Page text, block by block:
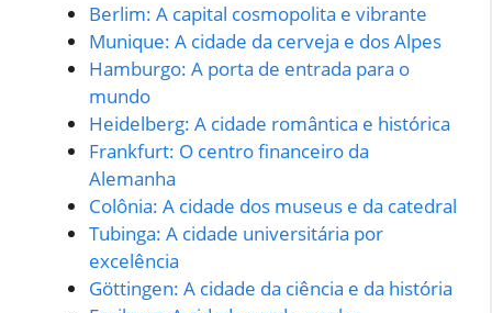
Berlim: A capital cosmopolita e vibrante
Munique: A cidade da cerveja e dos Alpes
Hamburgo: A porta de entrada para o
mundo
Heidelberg: A cidade romântica e histórica
Frankfurt: O centro financeiro da
Alemanha
Colônia: A cidade dos museus e da catedral
Tubinga: A cidade universitária por
excelência
Göttingen: A cidade da ciência e da história